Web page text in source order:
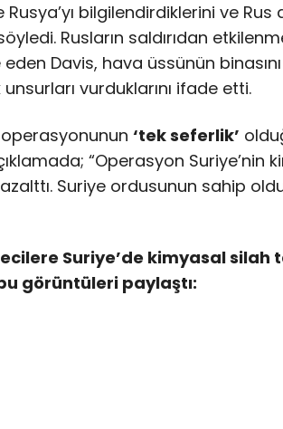
bilgilendirdiklerini ve
Rusların saldırıdan
eden Davis, hava üssünün
vurduklarını ifade etti.
‘tek seferlik’
“Operasyon Suriye’nin
Suriye ordusunun sahip
Suriye’de kimyasal silah
görüntüleri paylaştı: